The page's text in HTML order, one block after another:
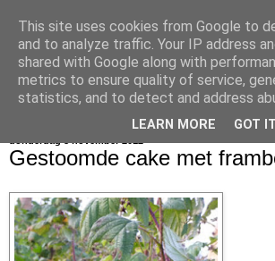
bijna net zo lekker
Gestoomde cake met
This site uses cookies from Google to
and to analyze traffic. Your IP address
shared with Google along with
metrics to ensure quality of service,
statistics, and to detect and address
LEARN MORE GOT IT